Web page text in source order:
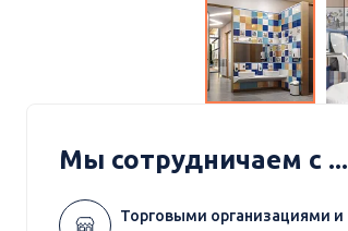
Мы сотрудничаем с ...
Торговыми организациями и